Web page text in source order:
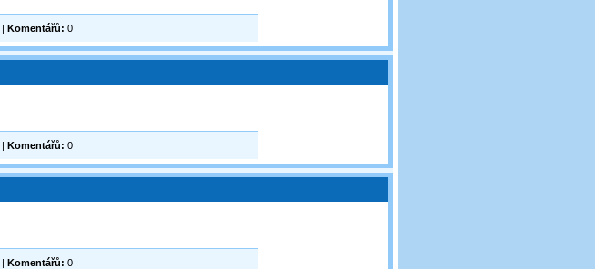
| Komentářů: 0
| Komentářů: 0
| Komentářů: 0